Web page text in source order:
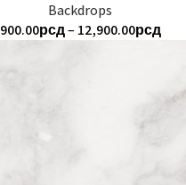
Backdrops
900.00рсд– 12,900.00рсд
до